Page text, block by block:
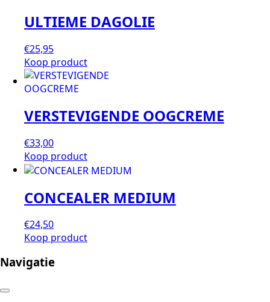
ULTIEME DAGOLIE
€25,95
Koop product
VERSTEVIGENDE OOGCREME
€33,00
Koop product
CONCEALER MEDIUM
€24,50
Koop product
Navigatie